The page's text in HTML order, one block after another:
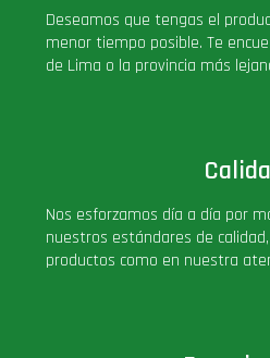
PLUS!
Plush
Pop Rides
Deseamos que tengas el
menor tiempo posible. Te
de Lima o la provincia más
Nos esforzamos día a día por
nuestros estándares de
productos como en nuestra